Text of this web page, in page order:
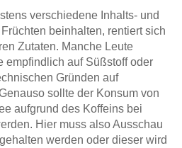
verschiedene Inhalts- und
beinhalten, rentiert sich
Zutaten. Manche Leute
empfindlich auf Süßstoff oder
Gründen auf
sollte der Konsum von
aufgrund des Koffeins bei
Hier muss also Ausschau
werden oder dieser wird